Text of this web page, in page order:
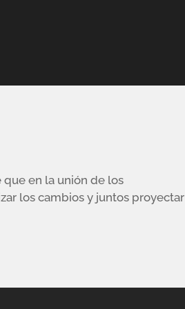
en la unión de los
los cambios y juntos proyectar